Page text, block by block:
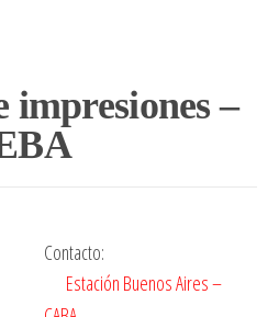
impresiones –
Contacto:
Estación Buenos Aires –